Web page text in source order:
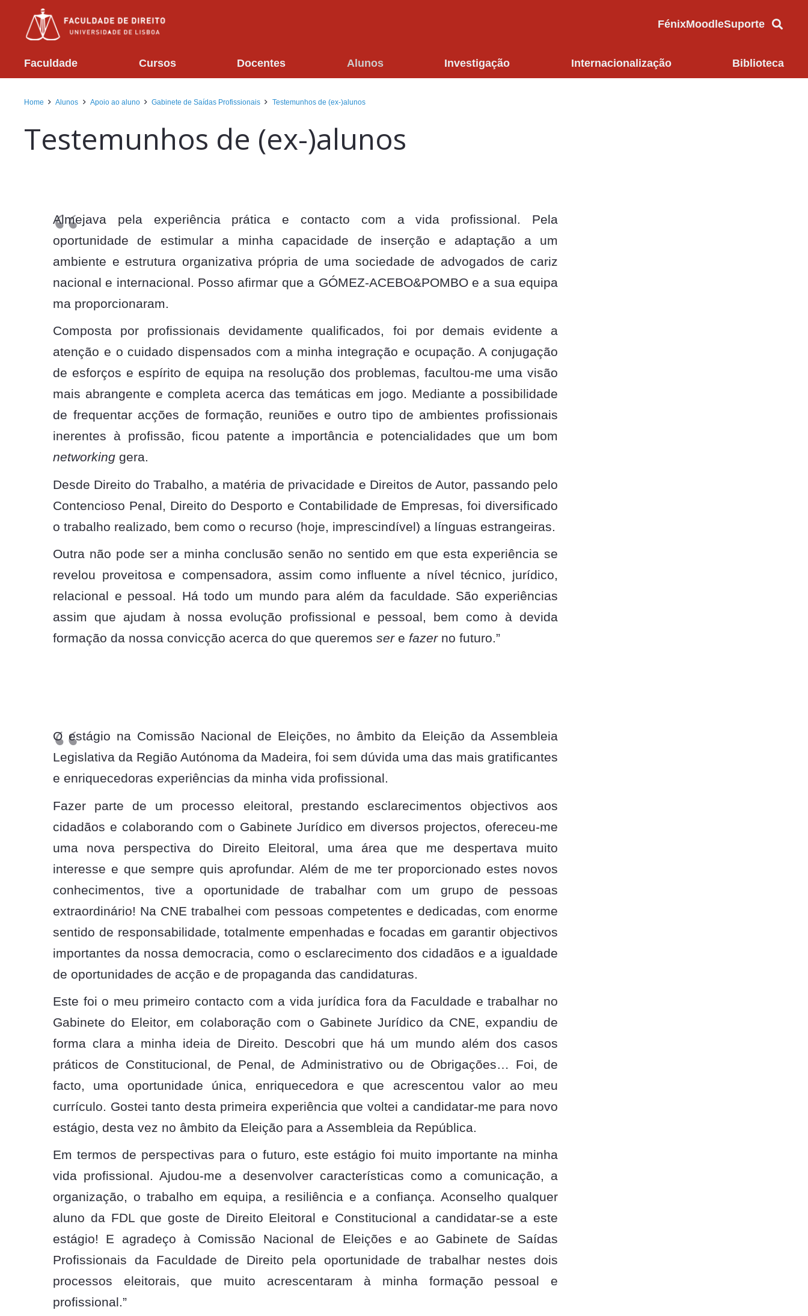
FénixMoodleSuporte
Faculdade Cursos Docentes Alunos Investigação Internacionalização Biblioteca
Home Alunos Apoio ao aluno Gabinete de Saídas Profissionais Testemunhos de (ex-)alunos
Testemunhos de (ex-)alunos
Almejava pela experiência prática e contacto com a vida profissional. Pela
oportunidade de estimular a minha capacidade de inserção e adaptação a um
ambiente e estrutura organizativa própria de uma sociedade de advogados de cariz
nacional e internacional. Posso afirmar que a GÓMEZ-ACEBO&POMBO e a sua equipa
ma proporcionaram.
Composta por profissionais devidamente qualificados, foi por demais evidente a
atenção e o cuidado dispensados com a minha integração e ocupação. A conjugação
de esforços e espírito de equipa na resolução dos problemas, facultou-me uma visão
mais abrangente e completa acerca das temáticas em jogo. Mediante a possibilidade
de frequentar acções de formação, reuniões e outro tipo de ambientes profissionais
inerentes à profissão, ficou patente a importância e potencialidades que um bom
networking gera.
Desde Direito do Trabalho, a matéria de privacidade e Direitos de Autor, passando pelo
Contencioso Penal, Direito do Desporto e Contabilidade de Empresas, foi diversificado
o trabalho realizado, bem como o recurso (hoje, imprescindível) a línguas estrangeiras.
Outra não pode ser a minha conclusão senão no sentido em que esta experiência se
revelou proveitosa e compensadora, assim como influente a nível técnico, jurídico,
relacional e pessoal. Há todo um mundo para além da faculdade. São experiências
assim que ajudam à nossa evolução profissional e pessoal, bem como à devida
formação da nossa convicção acerca do que queremos ser e fazer no futuro.”
O estágio na Comissão Nacional de Eleições, no âmbito da Eleição da Assembleia
Legislativa da Região Autónoma da Madeira, foi sem dúvida uma das mais gratificantes
e enriquecedoras experiências da minha vida profissional.
Fazer parte de um processo eleitoral, prestando esclarecimentos objectivos aos
cidadãos e colaborando com o Gabinete Jurídico em diversos projectos, ofereceu-me
uma nova perspectiva do Direito Eleitoral, uma área que me despertava muito
interesse e que sempre quis aprofundar. Além de me ter proporcionado estes novos
conhecimentos, tive a oportunidade de trabalhar com um grupo de pessoas
extraordinário! Na CNE trabalhei com pessoas competentes e dedicadas, com enorme
sentido de responsabilidade, totalmente empenhadas e focadas em garantir objectivos
importantes da nossa democracia, como o esclarecimento dos cidadãos e a igualdade
de oportunidades de acção e de propaganda das candidaturas.
Este foi o meu primeiro contacto com a vida jurídica fora da Faculdade e trabalhar no
Gabinete do Eleitor, em colaboração com o Gabinete Jurídico da CNE, expandiu de
forma clara a minha ideia de Direito. Descobri que há um mundo além dos casos
práticos de Constitucional, de Penal, de Administrativo ou de Obrigações… Foi, de
facto, uma oportunidade única, enriquecedora e que acrescentou valor ao meu
currículo. Gostei tanto desta primeira experiência que voltei a candidatar-me para novo
estágio, desta vez no âmbito da Eleição para a Assembleia da República.
Em termos de perspectivas para o futuro, este estágio foi muito importante na minha
vida profissional. Ajudou-me a desenvolver características como a comunicação, a
organização, o trabalho em equipa, a resiliência e a confiança. Aconselho qualquer
aluno da FDL que goste de Direito Eleitoral e Constitucional a candidatar-se a este
estágio! E agradeço à Comissão Nacional de Eleições e ao Gabinete de Saídas
Profissionais da Faculdade de Direito pela oportunidade de trabalhar nestes dois
processos eleitorais, que muito acrescentaram à minha formação pessoal e
profissional.”